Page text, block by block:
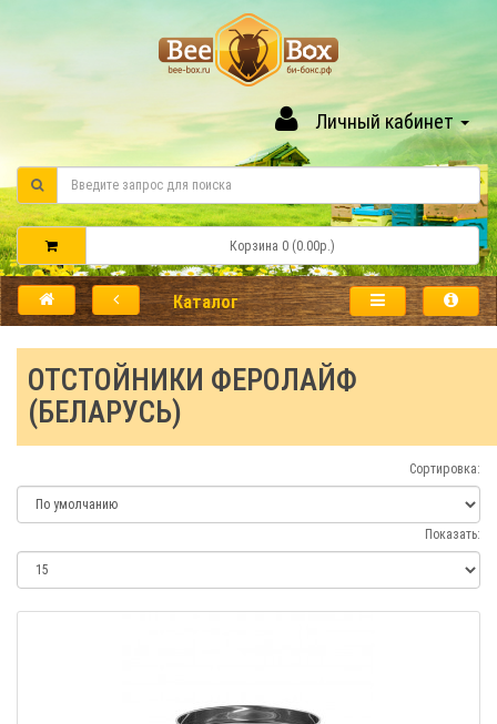
Личный кабинет
Корзина 0 (0.00р.)
Каталог
ОТСТОЙНИКИ ФЕРОЛАЙФ
(БЕЛАРУСЬ)
Сортировка:
Показать: